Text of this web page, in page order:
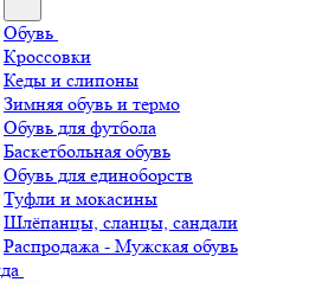
Обувь
Кроссовки
Кеды и слипоны
Зимняя обувь и термо
Обувь для футбола
Баскетбольная обувь
Обувь для единоборств
Туфли и мокасины
Шлёпанцы, сланцы, сандали
Распродажа - Мужская обувь